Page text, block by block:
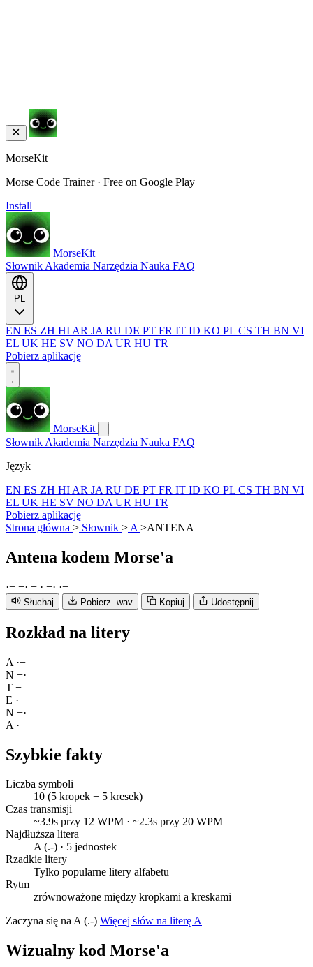
MorseKit
Morse Code Trainer · Free on Google Play
Install
MorseKit
Słownik Akademia Narzędzia Nauka FAQ
EN ES ZH HI AR JA RU DE PT FR IT ID KO PL CS TH BN VI
EL UK HE SV NO DA UR HU TR
Pobierz aplikację
MorseKit
Słownik Akademia Narzędzia Nauka FAQ
Język
EN ES ZH HI AR JA RU DE PT FR IT ID KO PL CS TH BN VI
EL UK HE SV NO DA UR HU TR
Pobierz aplikację
Strona główna > Słownik > A >ANTENA
Antena kodem Morse'a
·− −· − · −· ·−
Słuchaj Pobierz .wav Kopiuj Udostępnij
Rozkład na litery
A ·−
N −·
T −
E ·
N −·
A ·−
Szybkie fakty
Liczba symboli
10 (5 kropek + 5 kresek)
Czas transmisji
~3.9s przy 12 WPM · ~2.3s przy 20 WPM
Najdłuższa litera
A (.-) · 5 jednostek
Rzadkie litery
Tylko popularne litery alfabetu
Rytm
zrównoważone między kropkami a kreskami
Zaczyna się na A (.-) Więcej słów na literę A
Wizualny kod Morse'a